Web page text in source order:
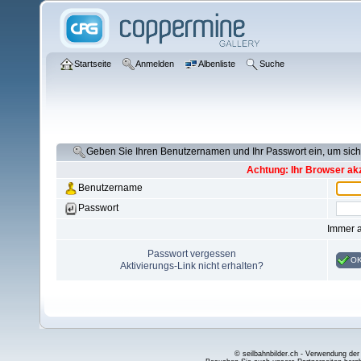
Startseite Anmelden Albenliste Suche
Geben Sie Ihren Benutzernamen und Ihr Passwort ein, um
Achtung: Ihr Browser
Benutzername
Passwort
Immer
Passwort vergessen
Aktivierungs-Link nicht erhalten?
© seilbahnbilder.ch - Verwendung